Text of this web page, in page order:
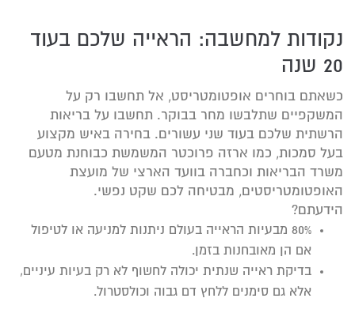
נקודות למחשבה: הראייה שלכם בעוד
20 שנה
כשאתם בוחרים אופטומטריסט, אל תחשבו רק על
המשקפיים שתלבשו מחר בבוקר. תחשבו על בריאות
הרשתית שלכם בעוד שני עשורים. בחירה באיש מקצוע
בעל סמכות, כמו ארזה פרוכטר המשמשת כבוחנת מטעם
משרד הבריאות וכחברה בוועד הארצי של מועצת
האופטומטריסטים, מבטיחה לכם שקט נפשי.
הידעתם?
80% מבעיות הראייה בעולם ניתנות למניעה או לטיפול
אם הן מאובחנות בזמן.
בדיקת ראייה שנתית יכולה לחשוף לא רק בעיות עיניים,
אלא גם סימנים ללחץ דם גבוה וכולסטרול.